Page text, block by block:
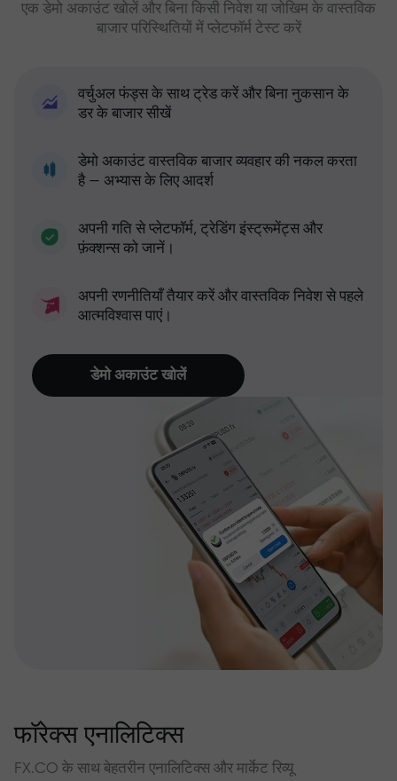
एक डेमो अकाउंट खोलें और बिना किसी निवेश या जोखिम के वास्तविक
बाजार परिस्थितियों में प्लेटफॉर्म टेस्ट करें
वर्चुअल फंड्स के साथ ट्रेड करें और बिना नुकसान के
डर के बाजार सीखें
डेमो अकाउंट वास्तविक बाजार व्यवहार की नकल करता
है — अभ्यास के लिए आदर्श
अपनी गति से प्लेटफॉर्म, ट्रेडिंग इंस्ट्रूमेंट्स और
फ़ंक्शन्स को जानें।
अपनी रणनीतियाँ तैयार करें और वास्तविक निवेश से पहले
आत्मविश्वास पाएं।
डेमो अकाउंट खोलें
फॉरेक्स एनालिटिक्स
FX.CO के साथ बेहतरीन एनालिटिक्स और मार्केट रिव्यू